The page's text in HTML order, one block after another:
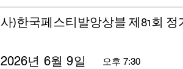
사)한국페스티발앙상블 제81회 정
오후 7:30
2026년 6월 9일